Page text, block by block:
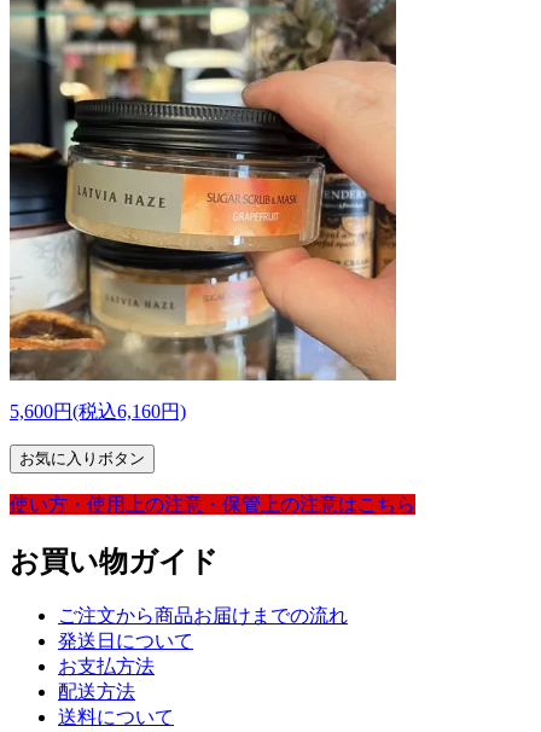
5,600円(税込6,160円)
お気に入りボタン
使い方・ 使用上の注意・ 保管上の注意はこちら
お買い物ガイド
ご注文から商品お届けまでの流れ
発送日について
お支払方法
配送方法
送料について